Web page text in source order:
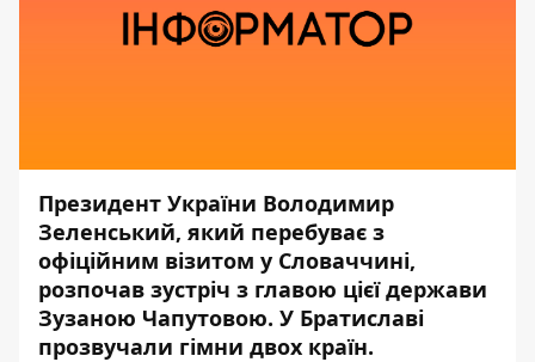
Президент України Володимир
Зеленський, який перебуває з
офіційним візитом у Словаччині,
розпочав зустріч з главою цієї держави
Зузаною Чапутовою. У Братиславі
прозвучали гімни двох країн.